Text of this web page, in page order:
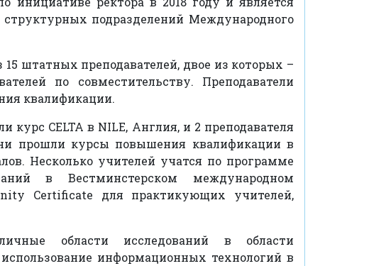
подразделений Международного
штатных преподавателей, двое из которых –
по совместительству. Преподаватели
квалификации.
курс CELTA в NILE, Англия, и 2 преподавателя
прошли курсы повышения квалификации в
Несколько учителей учатся по программе
в Вестминстерском международном
Certificate для практикующих учителей,
области исследований в области
информационных технологий в